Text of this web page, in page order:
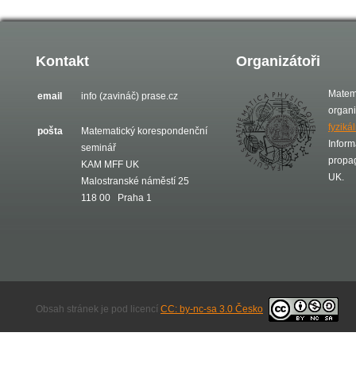
Kontakt
email info (zavináč) prase.cz
pošta
Matematický korespondenční
seminář
KAM MFF UK
Malostranské náměstí 25
118 00 Praha 1
Organizátoři
UK.
Obsah stránek je pod licencí CC: by-nc-sa 3.0 Česko